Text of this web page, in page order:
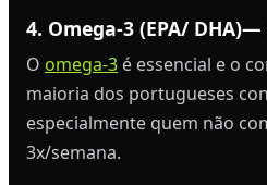
4. Omega-3 (EPA/
O omega-3 é essencial e o
maioria dos portugueses
especialmente quem não
3x/semana.